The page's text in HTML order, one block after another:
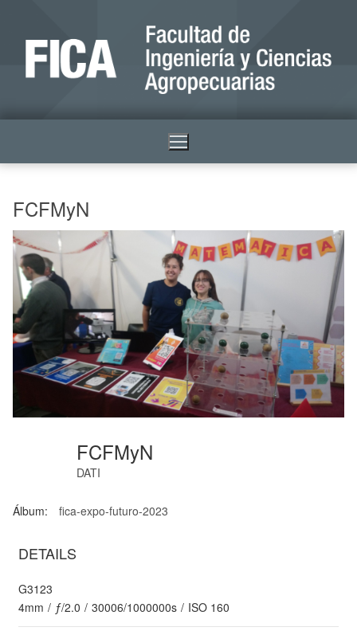
FCFMyN
FCFMyN
DATI
Álbum: fica-expo-futuro-2023
DETAILS
G3123
4mm / ƒ/2.0 / 30006/1000000s / ISO 160